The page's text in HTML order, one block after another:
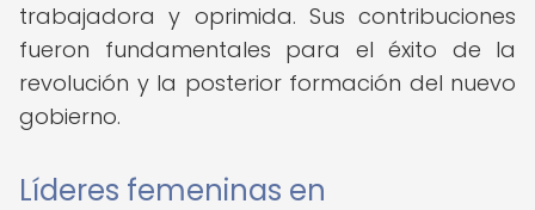
trabajadora y oprimida. Sus contribuciones
fueron fundamentales para el éxito de la
revolución y la posterior formación del nuevo
gobierno.
Líderes femeninas en